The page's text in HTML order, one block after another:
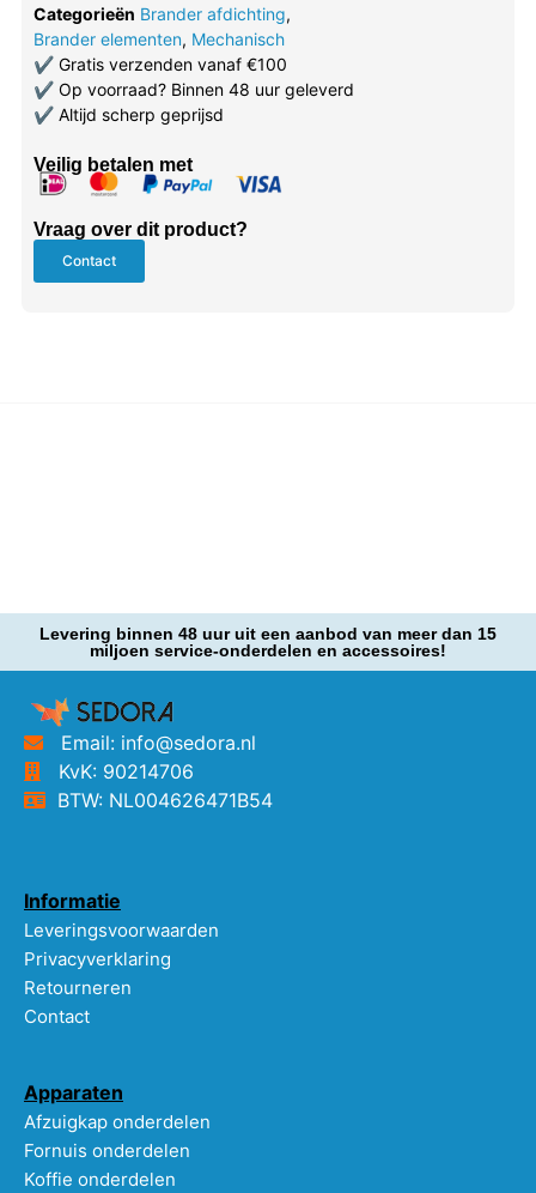
Categorieën Brander afdichting,
Brander elementen, Mechanisch
✔Gratis verzenden vanaf €100
✔Op voorraad? Binnen 48 uur geleverd
✔Altijd scherp geprijsd
Veilig betalen met
Vraag over dit product?
Contact
Levering binnen 48 uur uit een aanbod van meer dan 15
miljoen service-onderdelen en accessoires!
Email: info@sedora.nl
KvK: 90214706
BTW: NL004626471B54
Informatie
Leveringsvoorwaarden
Privacyverklaring
Retourneren
Contact
Apparaten
Afzuigkap onderdelen
Fornuis onderdelen
Koffie onderdelen